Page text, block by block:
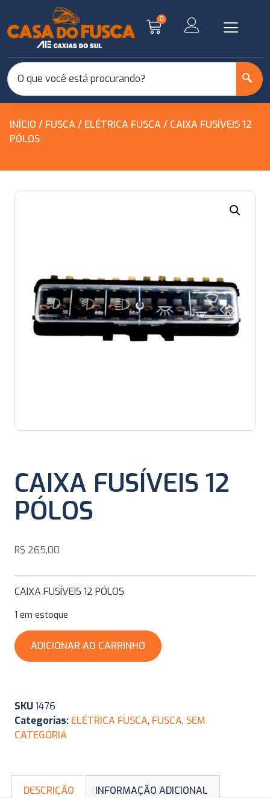
0
INÍCIO / FUSCA/ ELÉTRICA FUSCA/ CAIXA FUSÍVEIS 12
PÓLOS
CAIXA FUSÍVEIS 12
PÓLOS
R$ 265,00
CAIXA FUSÍVEIS 12 PÓLOS
1 em estoque
ADICIONAR AO CARRINHO
SKU1476
Categorias: ELÉTRICA FUSCA, FUSCA, SEM
CATEGORIA
DESCRIÇÃO INFORMAÇÃO ADICIONAL